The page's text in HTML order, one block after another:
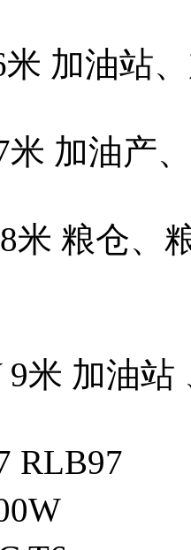
米 加油站
米 加油产
米 粮仓、
9米 加油
RLB97